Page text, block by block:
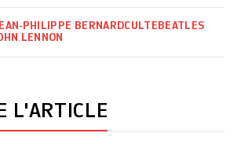
PHILIPPE BERNARDCULTE BEATLES
LENNON
L'ARTICLE